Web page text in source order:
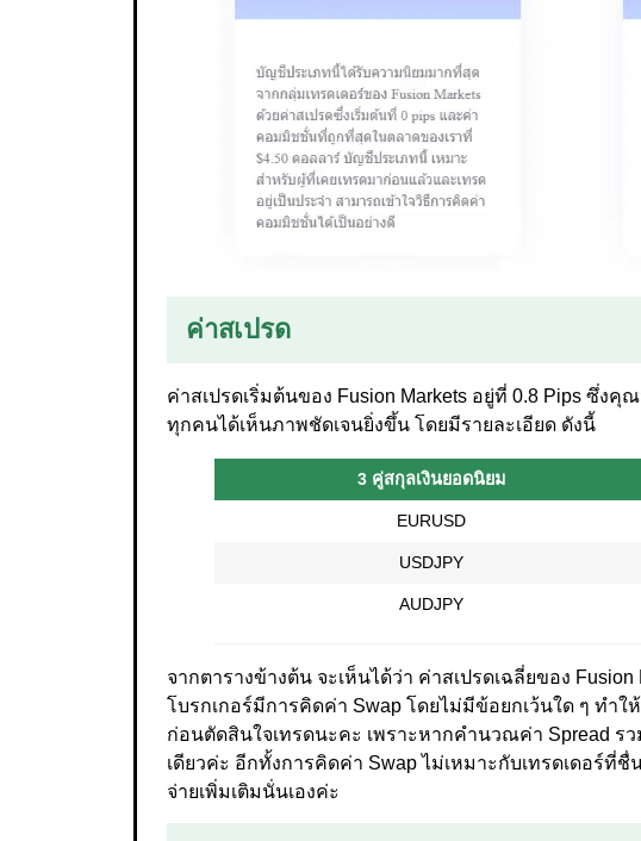
ค่าสเปรด
ค่าสเปรดเริ่มต้นของ Fusion Markets อยู่ที่ 0.8 Pips ซึ่ง
ทุกคนได้เห็นภาพชัดเจนยิ่งขึ้น โดยมีรายละเอียด ดังนี้
3 คู่สกุลเงินยอดนิยม
EURUSD
USDJPY
AUDJPY
จากตารางข้างต้น จะเห็นได้ว่า ค่าสเปรดเฉลี่ยของ
โบรกเกอร์มีการคิดค่า Swap โดยไม่มีข้อยกเว้นใด ๆ ทำ
ก่อนตัดสินใจเทรดนะคะ เพราะหากคำนวณค่า Spread ร
เดียวค่ะ อีกทั้งการคิดค่า Swap ไม่เหมาะกับเทรดเดอร์ที่
จ่ายเพิ่มเติมนั่นเองค่ะ